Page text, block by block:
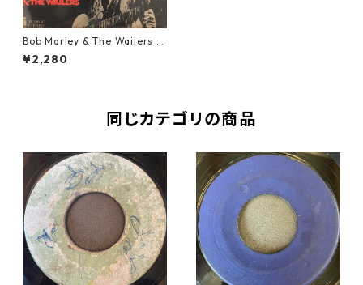
Bob Marley & The Wailers ‎-
No Woman, No Cry【7-204
06】
¥2,280
同じカテゴリの商品